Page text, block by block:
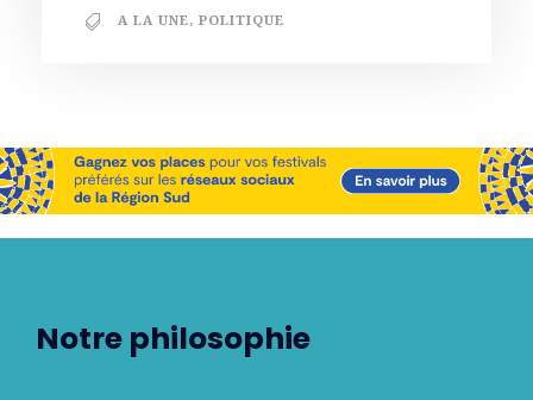
A LA UNE, POLITIQUE
Notre philosophie